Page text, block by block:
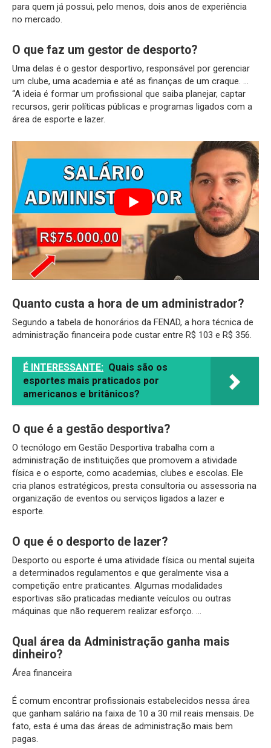
para quem já possui, pelo menos, dois anos de experiência
no mercado.
O que faz um gestor de desporto?
Uma delas é o gestor desportivo, responsável por gerenciar
um clube, uma academia e até as finanças de um craque. …
“A ideia é formar um profissional que saiba planejar, captar
recursos, gerir políticas públicas e programas ligados com a
área de esporte e lazer.
Quanto custa a hora de um administrador?
Segundo a tabela de honorários da FENAD, a hora técnica de
administração financeira pode custar entre R$ 103 e R$ 356.
É INTERESSANTE: Quais são os
esportes mais praticados por
americanos e britânicos?
O que é a gestão desportiva?
O tecnólogo em Gestão Desportiva trabalha com a
administração de instituições que promovem a atividade
física e o esporte, como academias, clubes e escolas. Ele
cria planos estratégicos, presta consultoria ou assessoria na
organização de eventos ou serviços ligados a lazer e
esporte.
O que é o desporto de lazer?
Desporto ou esporte é uma atividade física ou mental sujeita
a determinados regulamentos e que geralmente visa a
competição entre praticantes. Algumas modalidades
esportivas são praticadas mediante veículos ou outras
máquinas que não requerem realizar esforço. …
Qual área da Administração ganha mais
dinheiro?
Área financeira
É comum encontrar profissionais estabelecidos nessa área
que ganham salário na faixa de 10 a 30 mil reais mensais. De
fato, esta é uma das áreas de administração mais bem
pagas.